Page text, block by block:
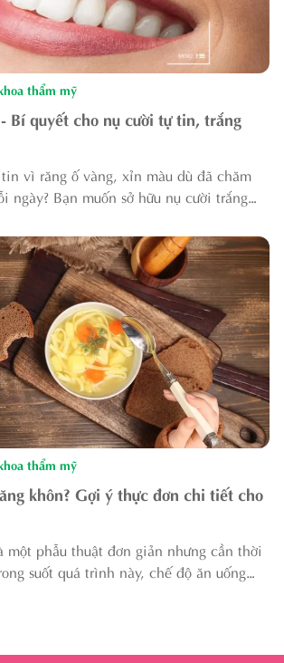
thẩm mỹ
Bí quyết cho nụ cười tự tin, trắng
vì răng ố vàng, xỉn màu dù đã chăm
ngày? Bạn muốn sở hữu nụ cười trắng
nhanh chóng, an...
thẩm mỹ
khôn? Gợi ý thực đơn chi tiết cho
một phẫu thuật đơn giản nhưng cần thời
suốt quá trình này, chế độ ăn uống